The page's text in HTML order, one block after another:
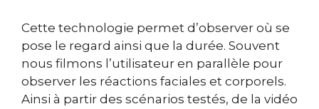
Cette technologie permet d’observer où se
pose le regard ainsi que la durée. Souvent
nous filmons l’utilisateur en parallèle pour
observer les réactions faciales et corporels.
Ainsi à partir des scénarios testés, de la vidéo